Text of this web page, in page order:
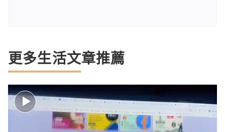
更多生活文章推薦